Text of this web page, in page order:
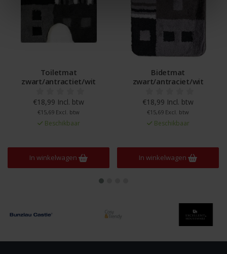
Toiletmat
zwart/antractiet/wit
€18,99 Incl. btw
€15,69 Excl. btw
Beschikbaar
In winkelwagen
Bidetmat
zwart/antraciet/wit
€18,99 Incl. btw
€15,69 Excl. btw
Beschikbaar
In winkelwagen